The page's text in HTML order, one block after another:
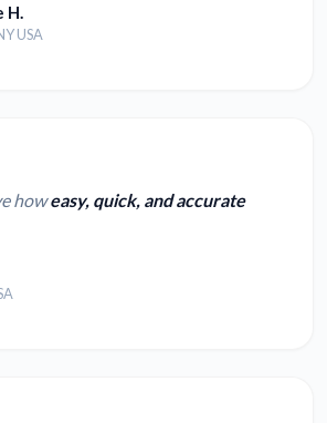
H.
USA
howeasy, quick, and accurate